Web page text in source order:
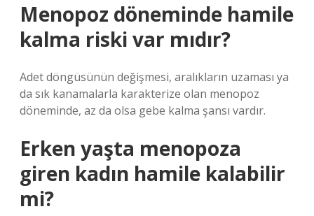
Menopoz döneminde hamile
kalma riski var mıdır?
Adet döngüsünün değişmesi, aralıkların uzaması ya
da sık kanamalarla karakterize olan menopoz
döneminde, az da olsa gebe kalma şansı vardır.
Erken yaşta menopoza
giren kadın hamile kalabilir
mi?